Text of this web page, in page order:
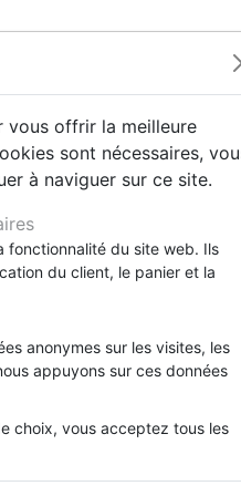
Bibles
Etude biblique
Segond 21
Segond
NEG
Livres
Bandes dessinées
Famille, couple
Souffrance, Relation d'aide
Santé
eBooks
Découverte de la foi
Méditations
Souffrance, Relation d'aide
Psychologie
Adolescents, jeunes
Bibles jeunesse
Rap, Hip-hop
Instrumental
Louange, Adoration
Hardrock, Métal
Films, fiction
Documentaires, reportages
Jeux
Accessoires de Bible
Papeterie
Livres de Noël
Par page :
vous offrir la meilleure
sont nécessaires,
à naviguer sur ce site.
fonctionnalité du site web. Ils
du client, le panier et la
anonymes sur les visites, les
appuyons sur ces données
choix, vous acceptez tous les